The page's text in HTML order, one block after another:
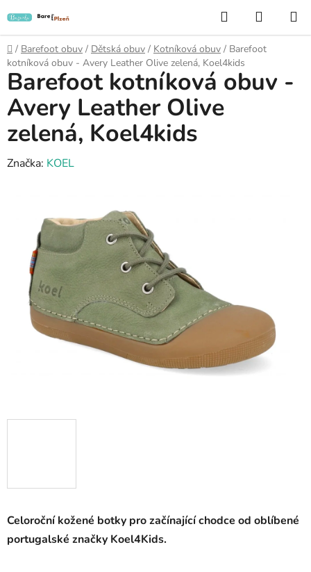
na
obsah
Hledat
KOŠÍK
Domů
/ Barefoot obuv / Dětská obuv / Kotníková obuv / Barefoot
kotníková obuv - Avery Leather Olive zelená, Koel4kids
Celoroční kožené botky pro začínající chodce od oblíbené
portugalské značky Koel4Kids.
Barefoot kotníková obuv -
Avery Leather Olive
zelená, Koel4kids
Značka: KOEL